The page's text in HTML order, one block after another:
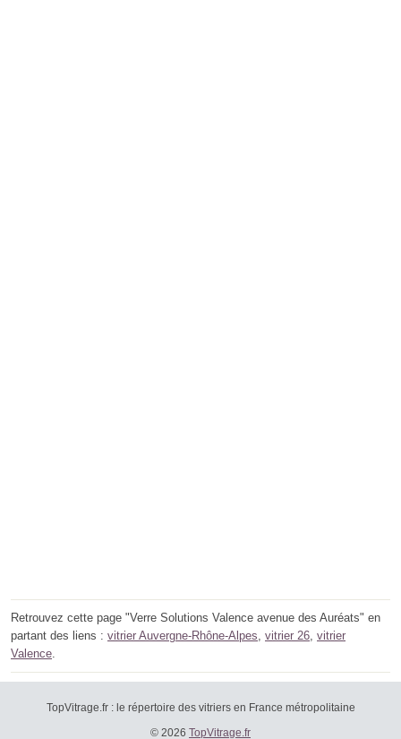
Retrouvez cette page "Verre Solutions Valence avenue des Auréats" en
partant des liens : vitrier Auvergne-Rhône-Alpes, vitrier 26, vitrier
Valence.
TopVitrage.fr : le répertoire des vitriers en France métropolitaine
© 2026 TopVitrage.fr